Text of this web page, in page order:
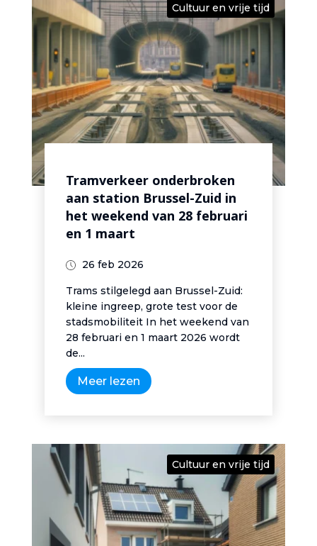
Cultuur en vrije tijd
Tramverkeer onderbroken
aan station Brussel-Zuid in
het weekend van 28 februari
en 1 maart
26 feb 2026
Trams stilgelegd aan Brussel-Zuid:
kleine ingreep, grote test voor de
stadsmobiliteit In het weekend van
28 februari en 1 maart 2026 wordt
de...
Meer lezen
Cultuur en vrije tijd